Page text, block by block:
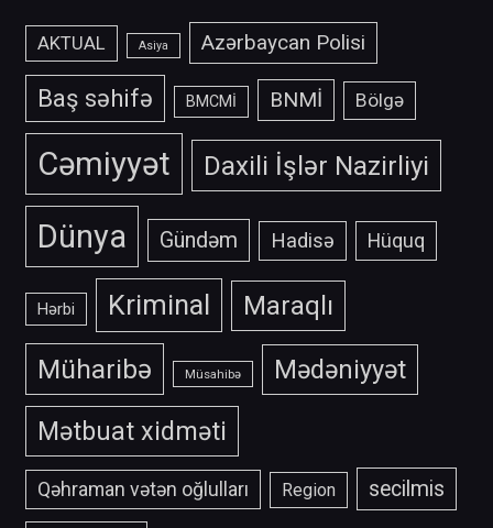
AKTUAL Asiya Azərbaycan Polisi
Baş səhifə BMCMİ BNMİ Bölgə
Cəmiyyət Daxili İşlər Nazirliyi
Dünya Gündəm Hadisə Hüquq
Hərbi Kriminal Maraqlı
Müharibə Müsahibə
Mədəniyyət
Mətbuat xidməti
Qəhraman vətən oğlulları Region secilmis